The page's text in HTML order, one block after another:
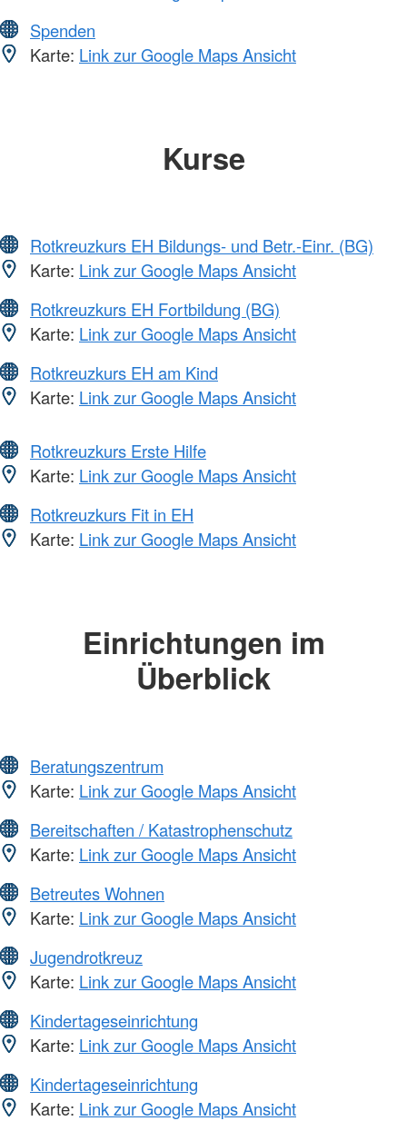
Spenden
Karte: Link zur Google Maps Ansicht
Kurse
Rotkreuzkurs EH Bildungs- und Betr.-Einr. (BG)
Karte: Link zur Google Maps Ansicht
Rotkreuzkurs EH Fortbildung (BG)
Karte: Link zur Google Maps Ansicht
Rotkreuzkurs EH am Kind
Karte: Link zur Google Maps Ansicht
Rotkreuzkurs Erste Hilfe
Karte: Link zur Google Maps Ansicht
Rotkreuzkurs Fit in EH
Karte: Link zur Google Maps Ansicht
Einrichtungen im
Überblick
Beratungszentrum
Karte: Link zur Google Maps Ansicht
Bereitschaften / Katastrophenschutz
Karte: Link zur Google Maps Ansicht
Betreutes Wohnen
Karte: Link zur Google Maps Ansicht
Jugendrotkreuz
Karte: Link zur Google Maps Ansicht
Kindertageseinrichtung
Karte: Link zur Google Maps Ansicht
Kindertageseinrichtung
Karte: Link zur Google Maps Ansicht